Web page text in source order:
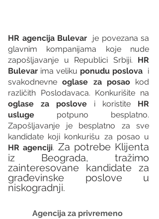
HR agencija Bulevar
  je povezana sa
glavnim kompanijama koje nude
zapošljavanje u Republici Srbiji. HR
Bulevar ima veliku ponudu poslova
  i
svakodnevne oglase za posao kod
oglase za poslove i koristite HR
usluge potpuno besplatno.
Zapošljavanje je besplatno za sve
HR agenciji. Za potrebe Klijenta
iz Beograda, tražimo
zainteresovane kandidate za
građevinske poslove u
niskogradnji.
Agencija za privremeno